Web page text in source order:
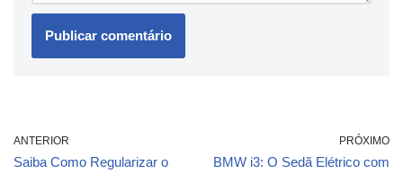
ANTERIOR
Saiba Como Regularizar o
PRÓXIMO
BMW i3: O Sedã Elétrico com